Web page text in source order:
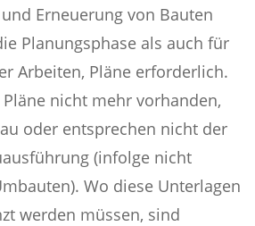
Erneuerung von Bauten
Planungsphase als auch für
Arbeiten, Pläne erforderlich.
nicht mehr vorhanden,
oder entsprechen nicht der
(infolge nicht
Wo diese Unterlagen
werden müssen, sind